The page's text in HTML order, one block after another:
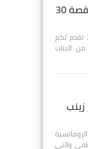
حواديت قبل النوم للعشاق / قصة 30
مرحباً بكم جميع أصدقائي ومتابعي موقعنا قصص 26 نقدم لكم
البنات
والتي